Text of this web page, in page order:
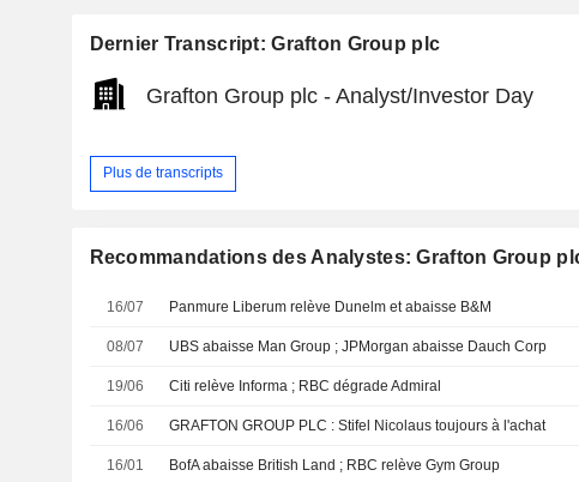
Dernier Transcript: Grafton Group plc
Grafton Group plc - Analyst/Investor Day
Plus de transcripts
Recommandations des Analystes: Grafton Group
16/07 Panmure Liberum relève Dunelm et abaisse B&M
08/07 UBS abaisse Man Group ; JPMorgan abaisse Dauch Corp
19/06 Citi relève Informa ; RBC dégrade Admiral
16/06 GRAFTON GROUP PLC : Stifel Nicolaus toujours à l'achat
16/01 BofA abaisse British Land ; RBC relève Gym Group